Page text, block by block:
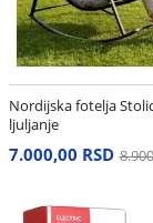
Nordijska fotelja
ljuljanje
7.000,00 RSD